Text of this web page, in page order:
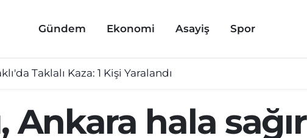
Gündem Ekonomi Asayiş Spor
Taklalı Kaza: 1 Kişi Yaralandı
Ankara hala sağır